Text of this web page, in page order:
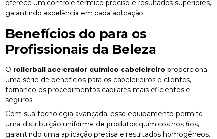
oferece um controle térmico preciso e resultados superiores,
garantindo excelência em cada aplicação.
Benefícios do para os
Profissionais da Beleza
O rollerball acelerador químico cabeleireiro proporciona
uma série de benefícios para os cabeleireiros e clientes,
tornando os procedimentos capilares mais eficientes e
seguros.
Com sua tecnologia avançada, esse equipamento permite
uma distribuição uniforme de produtos químicos nos fios,
garantindo uma aplicação precisa e resultados homogêneos.